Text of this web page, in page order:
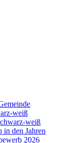
weiß
weiß
in den Jahren
2026